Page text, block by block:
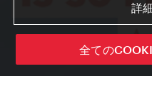
詳
全ての